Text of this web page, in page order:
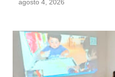
agosto 4, 2026